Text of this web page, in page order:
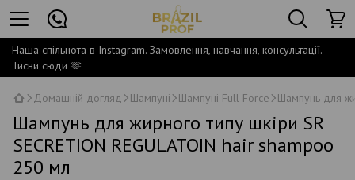
Наша спільнота в Instagram. Замовлення, навчання, консультації.
Тисни сюди 🫶
Домашній догляд Шампуні Шампуні Full Force Шампунь для
Шампунь для жирного типу шкіри SR
SECRETION REGULATOIN hair shampoo
250 мл